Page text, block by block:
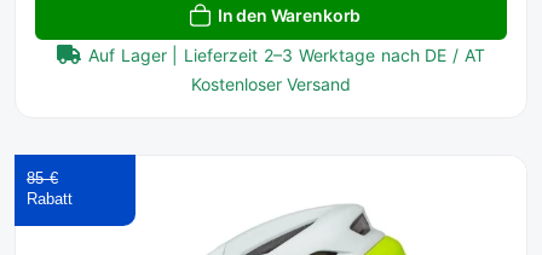
In den Warenkorb
Auf Lager | Lieferzeit 2–3 Werktage nach DE / AT
Kostenloser Versand
85 €